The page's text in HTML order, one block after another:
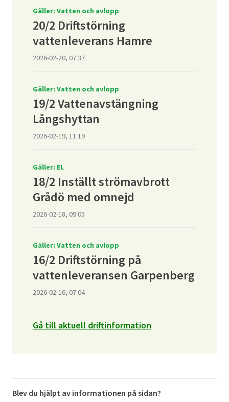
Gäller: Vatten och avlopp
20/2 Driftstörning
vattenleverans Hamre
2026-02-20, 07:37
Gäller: Vatten och avlopp
19/2 Vattenavstängning
Långshyttan
2026-02-19, 11:19
Gäller: EL
18/2 Inställt strömavbrott
Grådö med omnejd
2026-02-18, 09:05
Gäller: Vatten och avlopp
16/2 Driftstörning på
vattenleveransen Garpenberg
2026-02-16, 07:04
Gå till aktuell driftinformation
Blev du hjälpt av informationen på sidan?